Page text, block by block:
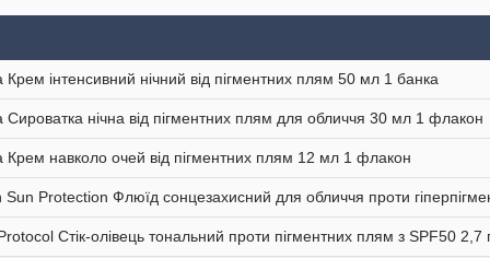
Крем інтенсивний нічний від пігментних плям 50 мл 1 банка
Сироватка нічна від пігментних плям для обличчя 30 мл 1 флакон
Крем навколо очей від пігментних плям 12 мл 1 флакон
Sun Protection Флюїд сонцезахисний для обличчя проти
Стік-олівець тональний проти пігментних плям з SPF50 2,7 г